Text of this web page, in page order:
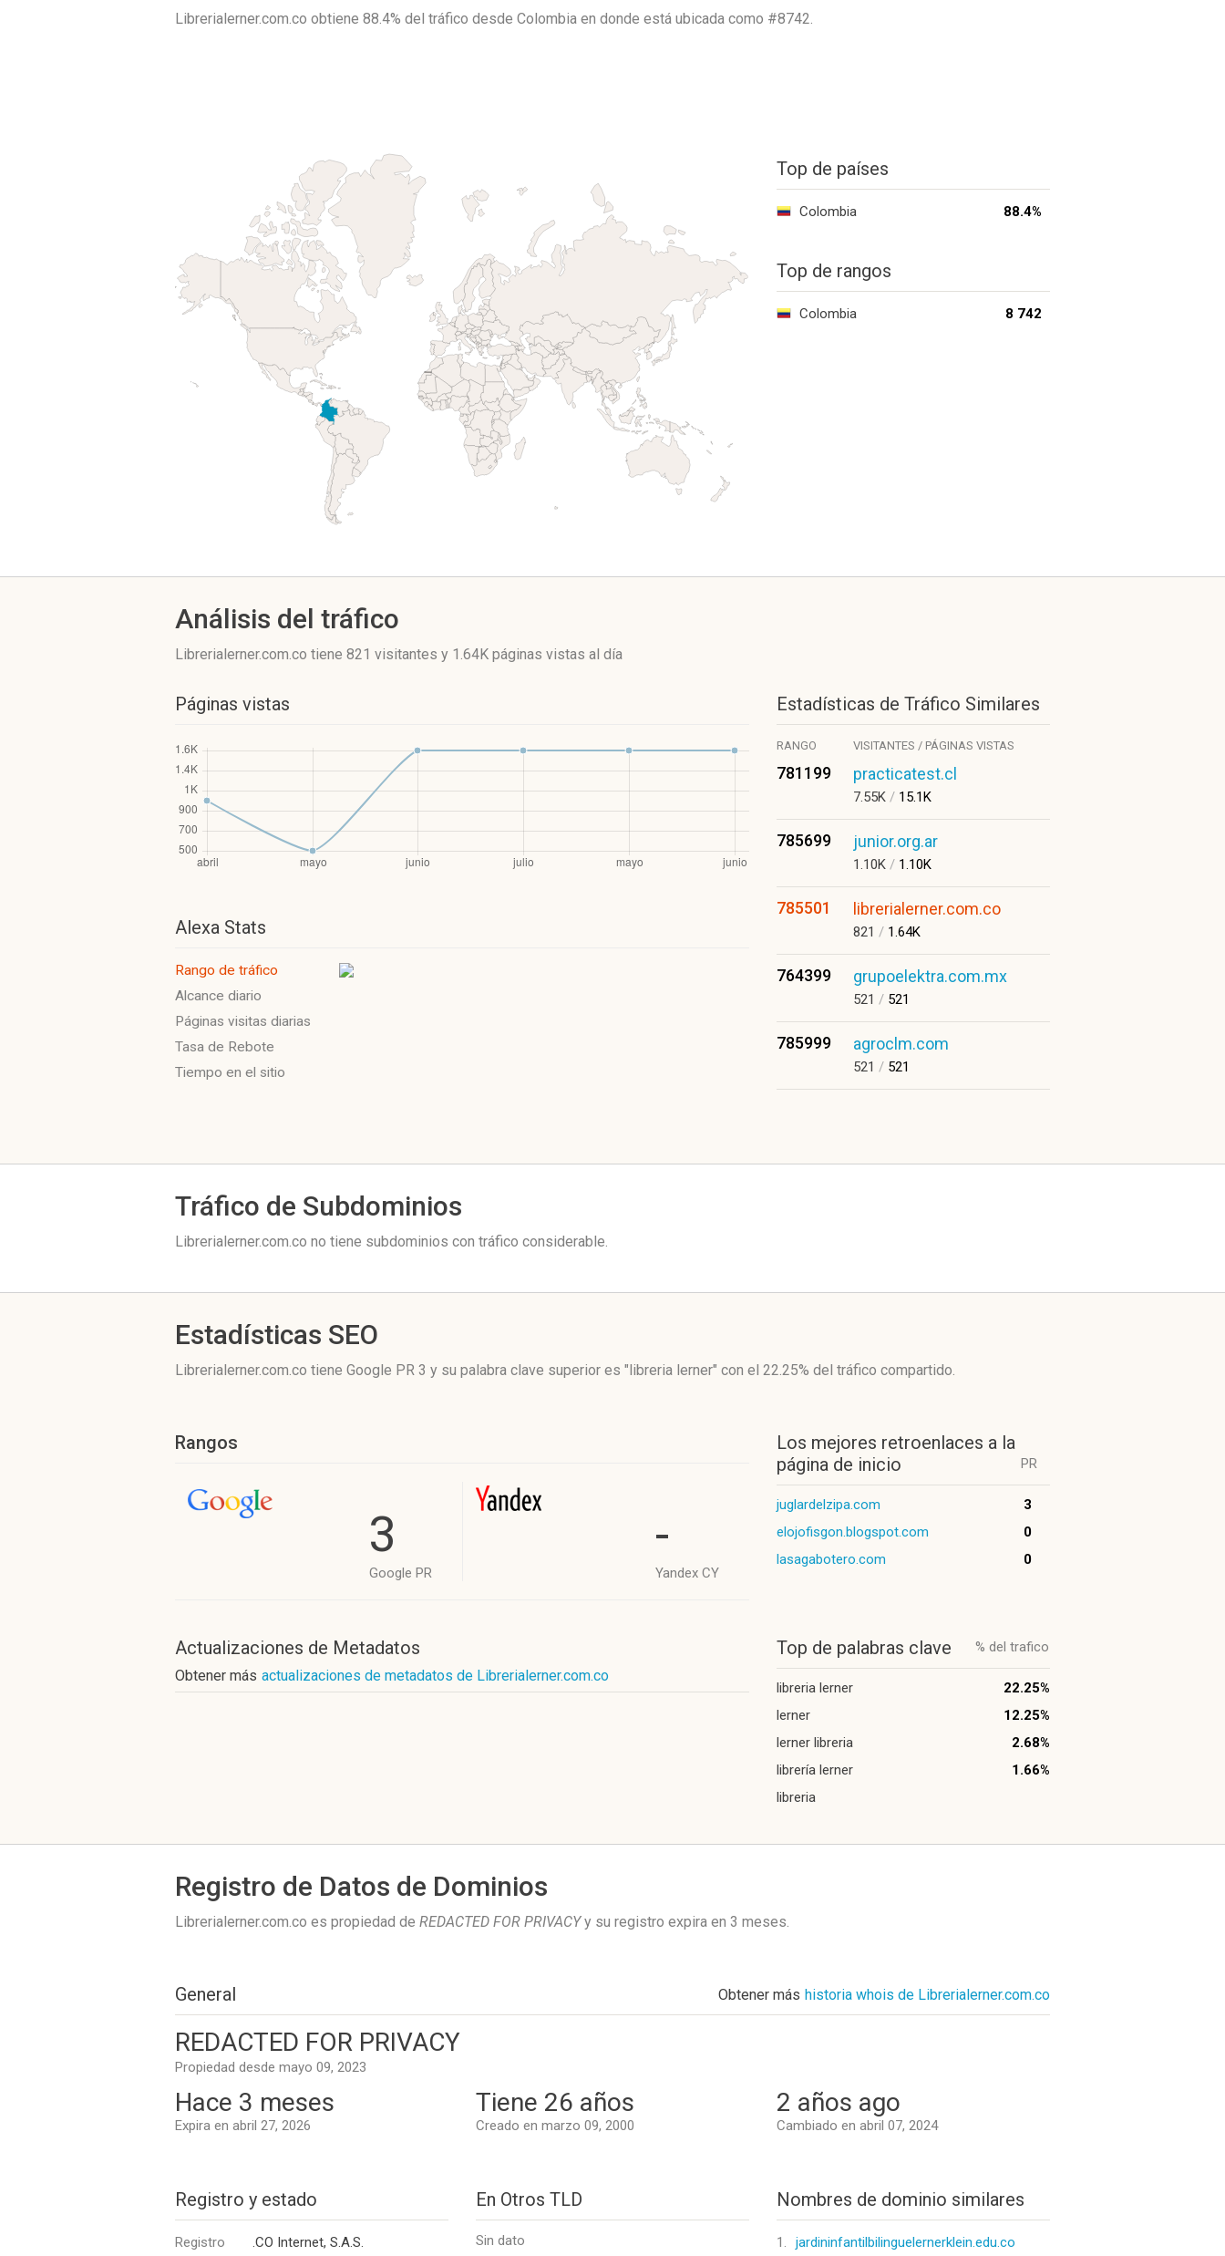
Librerialerner.com.co obtiene 88.4% del tráfico desde Colombia en donde está ubicada como #8742.
Top de países
Colombia 88.4%
Top de rangos
Colombia 8 742
Análisis del tráfico
Librerialerner.com.co tiene 821 visitantes y 1.64K páginas vistas al día
Páginas vistas
Alexa Stats
Rango de tráfico
Alcance diario
Páginas visitas diarias
Tasa de Rebote
Tiempo en el sitio
Estadísticas de Tráfico Similares
RANGO VISITANTES / PÁGINAS VISTAS
781199 practicatest.cl
7.55K / 15.1K
785699 junior.org.ar
1.10K / 1.10K
785501 librerialerner.com.co
821 / 1.64K
764399 grupoelektra.com.mx
521 / 521
785999 agroclm.com
521 / 521
Tráfico de Subdominios
Librerialerner.com.co no tiene subdominios con tráfico considerable.
Estadísticas SEO
Librerialerner.com.co tiene Google PR 3 y su palabra clave superior es "libreria lerner" con el 22.25% del tráfico compartido.
Rangos
3
Google PR
-
Yandex CY
Actualizaciones de Metadatos
Obtener más actualizaciones de metadatos de Librerialerner.com.co
Los mejores retroenlaces a la
página de inicio
PR
juglardelzipa.com
3
elojofisgon.blogspot.com
0
lasagabotero.com
0
Top de palabras clave % del trafico
libreria lerner
22.25%
lerner
12.25%
lerner libreria
2.68%
librería lerner
1.66%
libreria
Registro de Datos de Dominios
Librerialerner.com.co es propiedad de REDACTED FOR PRIVACYy su registro expira en 3 meses.
General Obtener más historia whois de Librerialerner.com.co
REDACTED FOR PRIVACY
Propiedad desde mayo 09, 2023
Hace 3 meses
Expira en abril 27, 2026
Tiene 26 años
Creado en marzo 09, 2000
2 años ago
Cambiado en abril 07, 2024
Registro y estado
Registro .CO Internet, S.A.S.
En Otros TLD
Sin dato
Nombres de dominio similares
1. jardininfantilbilinguelernerklein.edu.co